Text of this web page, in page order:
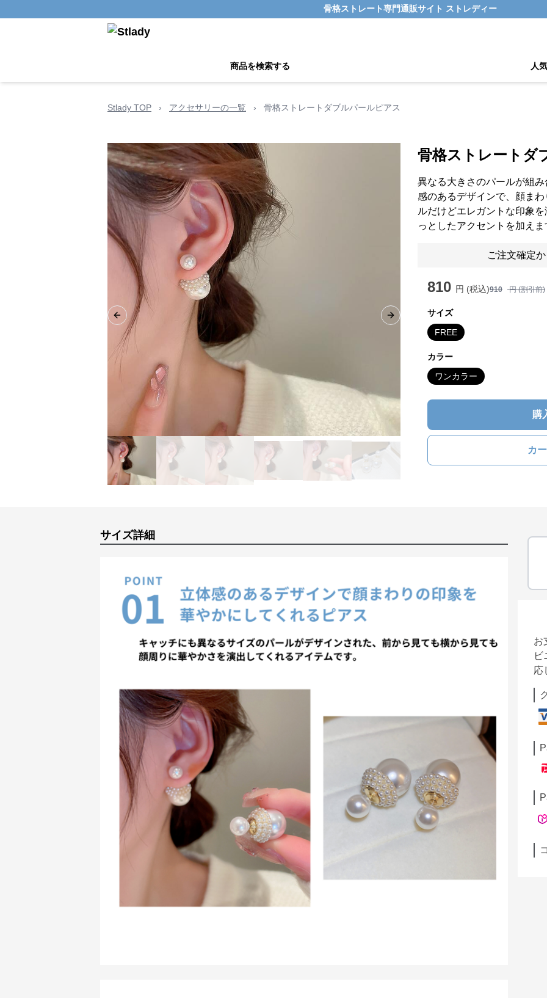
骨格ストレート専門通販サイト ストレディー
商品を検索する 人
Stlady TOP › アクセサリーの一覧 › 骨格ストレートダブルパールピアス
Previous slide Next slide
骨格ストレートダ
異なる大きさのパールが組
感のあるデザインで、顔ま
ルだけどエレガントな印象
っとしたアクセントを加えま
ご注文確定
810 円 (税込)910 円 (割引前)
サイズ
FREE
カラー
ワンカラー
購
カ
サイズ詳細
お
ビ
応